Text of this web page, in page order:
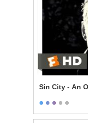
Sin City - An